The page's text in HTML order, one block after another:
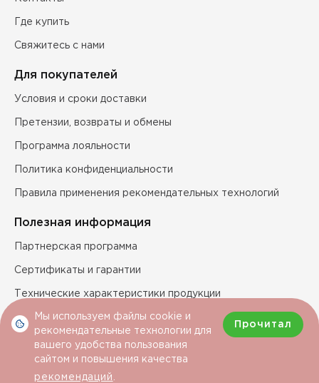
Где купить
Свяжитесь с нами
Для покупателей
Условия и сроки доставки
Претензии, возвраты и обмены
Программа лояльности
Политика конфиденциальности
Правила применения рекомендательных технологий
Полезная информация
Партнерская программа
Сертификаты и гарантии
Технические характеристики продукции
Условия покупки
Мы используем файлы cookie и
рекомендательные технологии для
вашего удобства пользования
сайтом и повышения качества
рекомендаций
Прочитал